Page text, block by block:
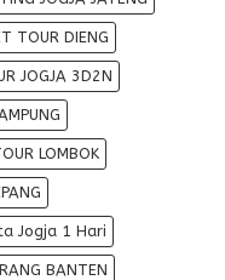
TOUR DIENG
JOGJA 3D2N
LOMBOK
Jogja 1 Hari
BANTEN